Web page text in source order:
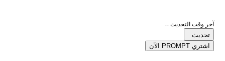
آخر وقت التحديث --
تحديث
اشتري PROMPT الآن